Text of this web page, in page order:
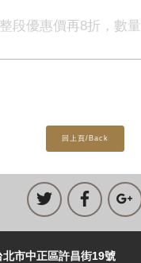
段優惠價再8折，數
回上頁/Back
市中正區許昌街19號